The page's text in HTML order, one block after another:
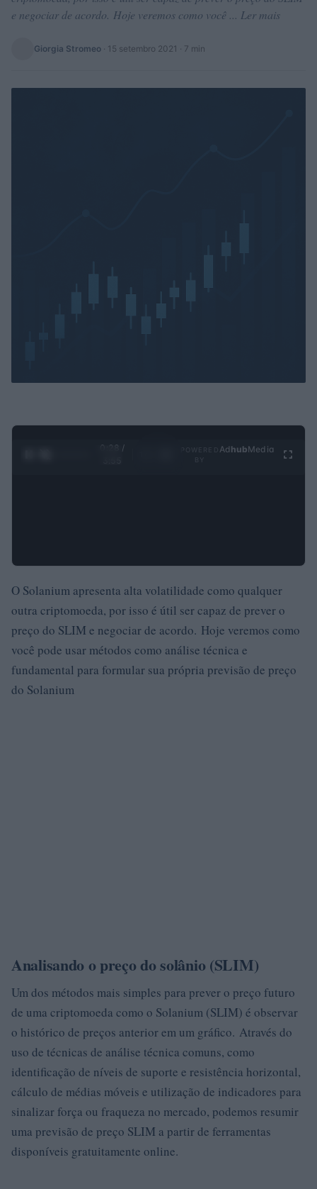
e negociar de acordo. Hoje veremos como você ... Ler mais
Giorgia Stromeo · 15 setembro 2021 · 7 min
0:29 /
Ad hubMedia
O Solanium apresenta alta volatilidade como qualquer
outra criptomoeda, por isso é útil ser capaz de prever o
preço do SLIM e negociar de acordo. Hoje veremos como
você pode usar métodos como análise técnica e
fundamental para formular sua própria previsão de preço
do Solanium
Analisando o preço do solânio (SLIM)
Um dos métodos mais simples para prever o preço futuro
de uma criptomoeda como o Solanium (SLIM) é observar
o histórico de preços anterior em um gráfico. Através do
uso de técnicas de análise técnica comuns, como
identificação de níveis de suporte e resistência horizontal,
cálculo de médias móveis e utilização de indicadores para
sinalizar força ou fraqueza no mercado, podemos resumir
uma previsão de preço SLIM a partir de ferramentas
disponíveis gratuitamente online.